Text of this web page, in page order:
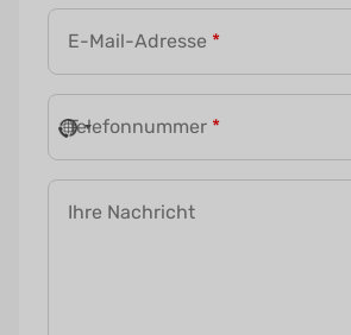
E-Mail-Adresse *
Telefonnummer *
Ihre Nachricht